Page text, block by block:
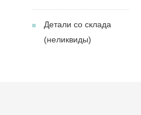
Детали со склада
(неликвиды)